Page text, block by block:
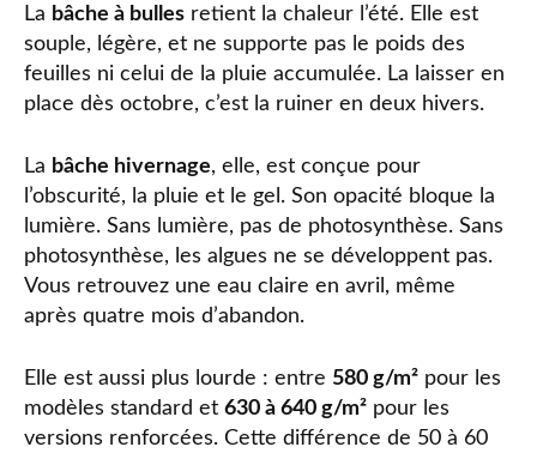
La bâche à bulles retient la chaleur l’été. Elle est
souple, légère, et ne supporte pas le poids des
feuilles ni celui de la pluie accumulée. La laisser en
place dès octobre, c’est la ruiner en deux hivers.
La bâche hivernage, elle, est conçue pour
l’obscurité, la pluie et le gel. Son opacité bloque la
lumière. Sans lumière, pas de photosynthèse. Sans
photosynthèse, les algues ne se développent pas.
Vous retrouvez une eau claire en avril, même
après quatre mois d’abandon.
Elle est aussi plus lourde : entre 580 g/m² pour les
modèles standard et 630 à 640 g/m² pour les
versions renforcées. Cette différence de 50 à 60